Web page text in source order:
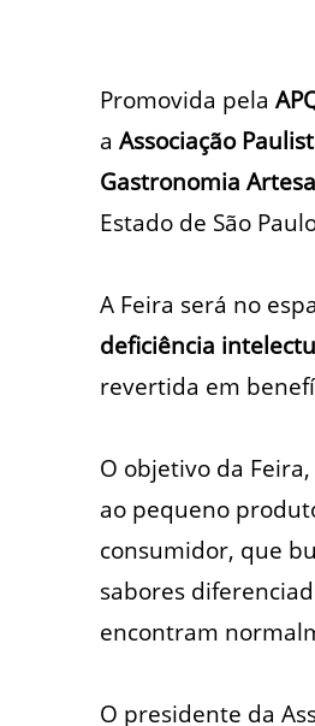
Promovida pela
a Associação
Gastronomia
Estado de São
A Feira será no
deficiência
revertida em
O objetivo da
ao pequeno
consumidor, que
sabores
encontram
O presidente da